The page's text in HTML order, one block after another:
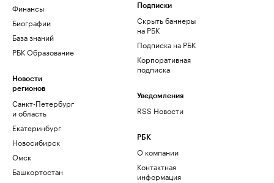
Финансы
Биографии
База знаний
РБК Образование
Новости
регионов
Санкт-Петербург
и область
Екатеринбург
Новосибирск
Омск
Башкортостан
Подписки
Скрыть баннеры
на РБК
Подписка на РБК
Корпоративная
подписка
Уведомления
RSS Новости
РБК
О компании
Контактная
информация